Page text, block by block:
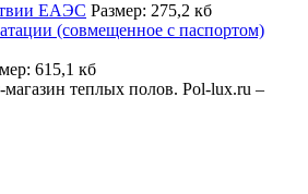
ЕАЭС Размер: 275,2 кб
(совмещенное с паспортом)
615,1 кб
теплых полов. Pol-lux.ru –